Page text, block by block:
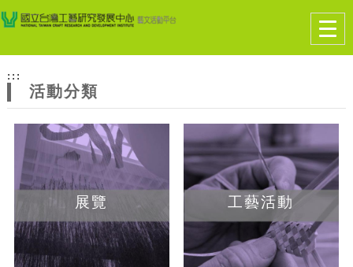
網
站
主
題
跳到主要內容
網站導覽
:::
活動分類
展覽 工藝活動